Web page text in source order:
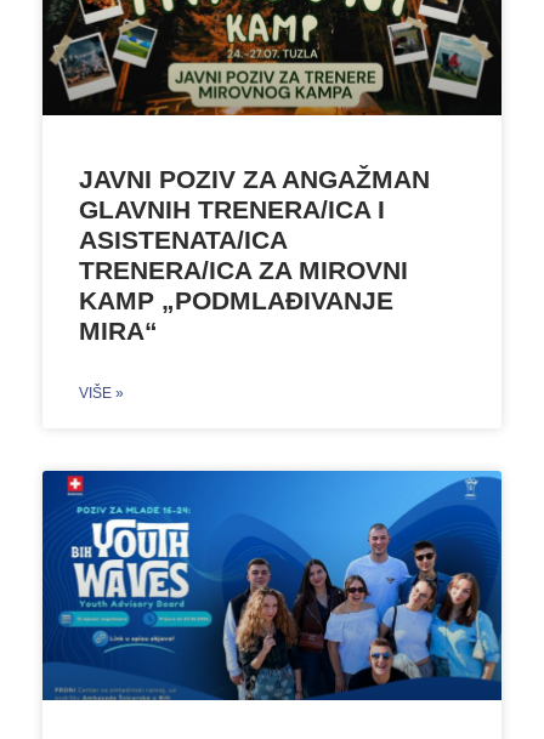
JAVNI POZIV ZA ANGAŽMAN
GLAVNIH TRENERA/ICA I
ASISTENATA/ICA
TRENERA/ICA ZA MIROVNI
KAMP „PODMLAĐIVANJE
MIRA“
VIŠE »